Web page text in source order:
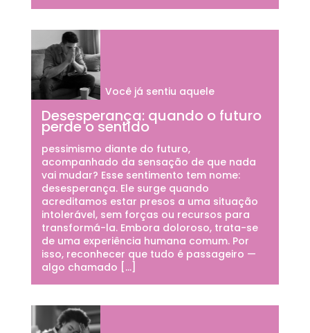
Desesperança: quando o futuro
perde o sentido
Você já sentiu aquele
pessimismo diante do futuro,
acompanhado da sensação de que nada
vai mudar? Esse sentimento tem nome:
desesperança. Ele surge quando
acreditamos estar presos a uma situação
intolerável, sem forças ou recursos para
transformá-la. Embora doloroso, trata-se
de uma experiência humana comum. Por
isso, reconhecer que tudo é passageiro —
algo chamado […]